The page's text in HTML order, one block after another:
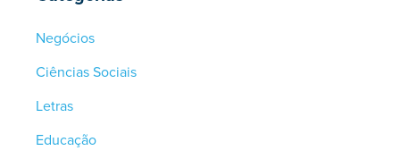
Negócios
Ciências Sociais
Letras
Educação